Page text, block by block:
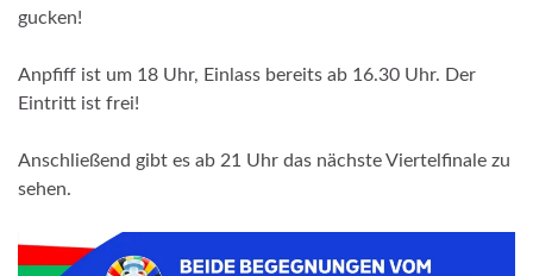
gucken!
Anpfiff ist um 18 Uhr, Einlass bereits ab 16.30 Uhr. Der
Eintritt ist frei!
Anschließend gibt es ab 21 Uhr das nächste Viertelfinale zu
sehen.